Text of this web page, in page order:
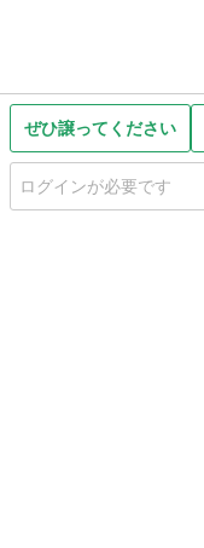
ぜひ譲ってください